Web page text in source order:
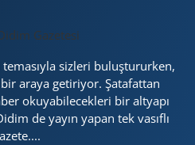
sizleri buluştururken,
araya getiriyor. Şatafattan
okuyabilecekleri bir altyapı
de yayın yapan tek vasıflı